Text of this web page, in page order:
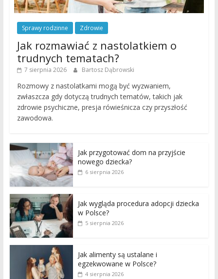
Sprawy rodzinne Zdrowie
Jak rozmawiać z nastolatkiem o
trudnych tematach?
7 sierpnia 2026 Bartosz Dąbrowski
Rozmowy z nastolatkami mogą być wyzwaniem,
zwłaszcza gdy dotyczą trudnych tematów, takich jak
zdrowie psychiczne, presja rówieśnicza czy przyszłość
zawodowa.
Jak przygotować dom na przyjście
nowego dziecka?
6 sierpnia 2026
Jak wygląda procedura adopcji dziecka
w Polsce?
5 sierpnia 2026
Jak alimenty są ustalane i
egzekwowane w Polsce?
4 sierpnia 2026